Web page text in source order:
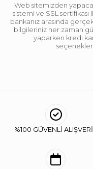
Web sitemizden
sistemi ve SSL
bankanız arasında
bilgileriniz her zaman
yaparken kredi
%100 GÜVENLİ